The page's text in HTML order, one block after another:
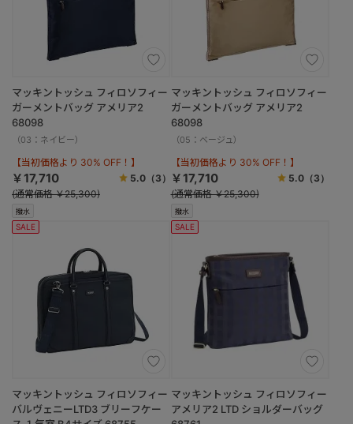
撥水
マッキントッシュ フィロソフィー
ガーメントバッグ アメリア2
68098
（03：ネイビー）
【当初価格より 30% OFF！】
￥17,710 5.0（3）
(通常価格 ￥25,300)
撥水
マッキントッシュ フィロソフィー
ガーメントバッグ アメリア2
68098
（05：ベージュ）
【当初価格より 30% OFF！】
￥17,710 5.0 （3）
(通常価格 ￥25,300)
SALE
マッキントッシュ フィロソフィー
バルヴェニーLTD3 ブリーフケー
SALE
マッキントッシュ フィロソフィー
アメリア2 LTD ショルダーバッグ